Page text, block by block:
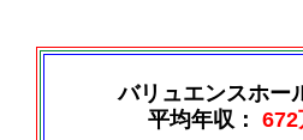
バリュエンスホー
平均年収：672